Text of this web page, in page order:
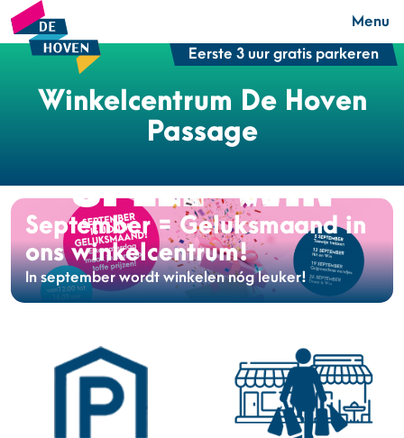
Eerste 3 uur gratis parkeren
Menu
Winkelcentrum De Hoven
Passage
September = Geluksmaand in
ons winkelcentrum!
In september wordt winkelen nóg leuker!
Gewijzigde entree
Winkelcentrum De Hoven
Bezoek je binnenkort Winkelcentrum De Hoven?